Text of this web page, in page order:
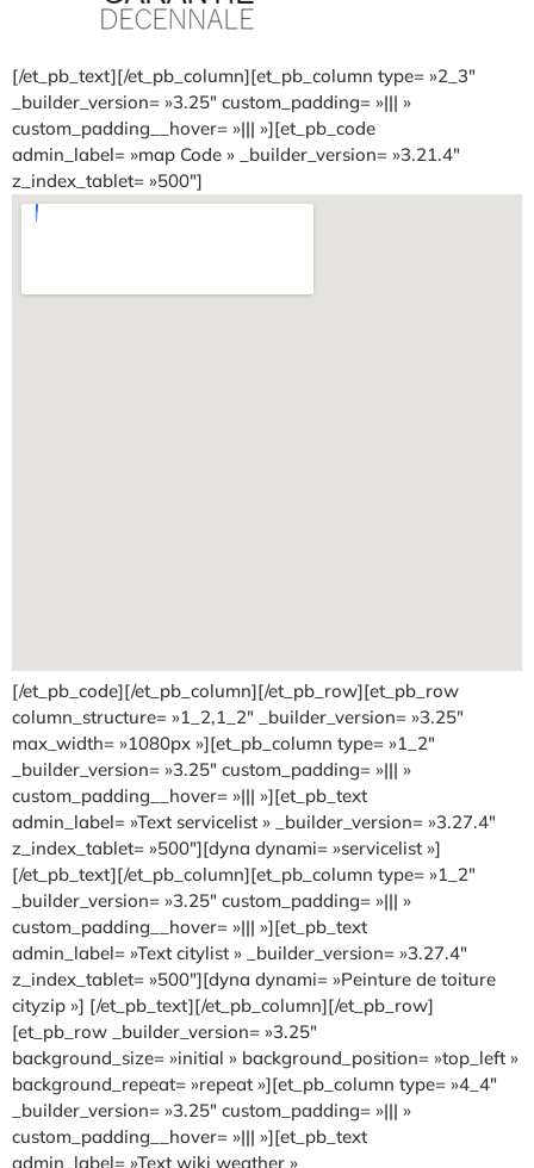
[/et_pb_text][/et_pb_column][et_pb_column type= »2_3″
_builder_version= »3.25″ custom_padding= »||| »
custom_padding__hover= »||| »][et_pb_code
admin_label= »map Code » _builder_version= »3.21.4″
z_index_tablet= »500″]
[/et_pb_code][/et_pb_column][/et_pb_row][et_pb_row
column_structure= »1_2,1_2″ _builder_version= »3.25″
max_width= »1080px »][et_pb_column type= »1_2″
_builder_version= »3.25″ custom_padding= »||| »
custom_padding__hover= »||| »][et_pb_text
admin_label= »Text servicelist » _builder_version= »3.27.4″
z_index_tablet= »500″][dyna dynami= »servicelist »]
[/et_pb_text][/et_pb_column][et_pb_column type= »1_2″
_builder_version= »3.25″ custom_padding= »||| »
custom_padding__hover= »||| »][et_pb_text
admin_label= »Text citylist » _builder_version= »3.27.4″
z_index_tablet= »500″][dyna dynami= »Peinture de toiture
cityzip »] [/et_pb_text][/et_pb_column][/et_pb_row]
[et_pb_row _builder_version= »3.25″
background_size= »initial » background_position= »top_left »
background_repeat= »repeat »][et_pb_column type= »4_4″
_builder_version= »3.25″ custom_padding= »||| »
custom_padding__hover= »||| »][et_pb_text
admin_label= »Text wiki weather »